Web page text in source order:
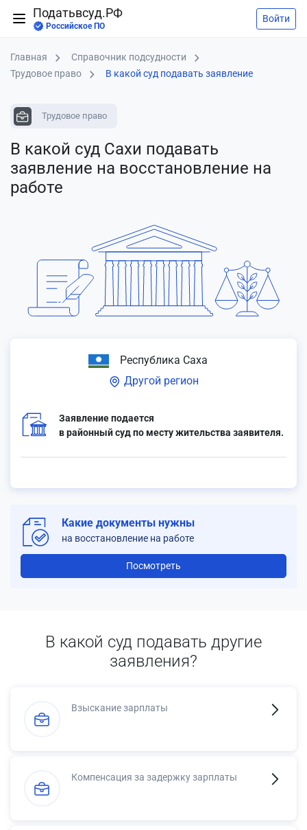
Податьвсуд.РФ
Российское ПО
Войти
Главная
Справочник подсудности
Трудовое право
В какой суд подавать заявление
Трудовое право
В какой суд Сахи подавать
заявление на восстановление на
работе
Республика Саха
Другой регион
Заявление подается
в районный суд по месту жительства заявителя.
Какие документы нужны
на восстановление на работе
Посмотреть
В какой суд подавать другие
заявления?
Взыскание зарплаты
Компенсация за задержку зарплаты